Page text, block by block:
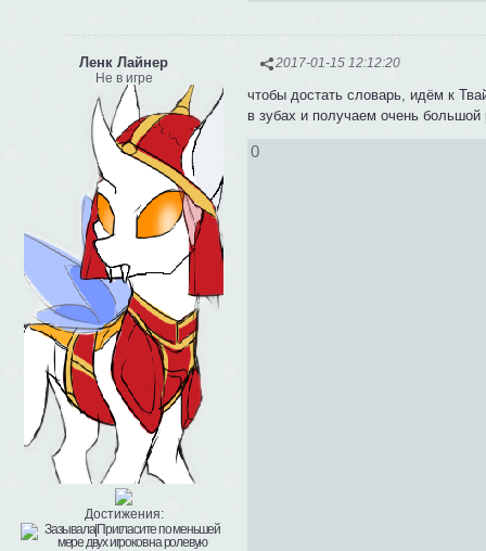
2017-01-15 12:12:20
Ленк Лайнер
Не в игре
Достижения:
чтобы достать словарь, идём к
в зубах и получаем очень большой
0